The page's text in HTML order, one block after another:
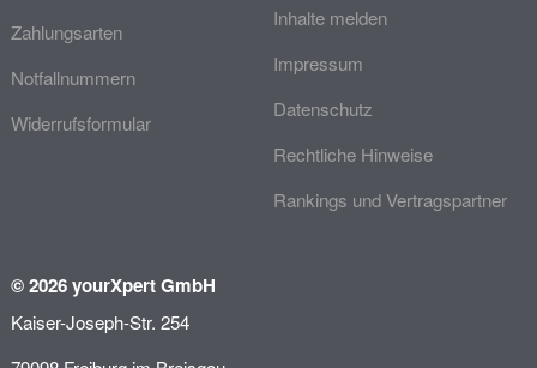
Zahlungsarten
Notfallnummern
Widerrufsformular
Inhalte melden
Impressum
Datenschutz
Rechtliche Hinweise
Rankings und Vertragspartner
© 2026 yourXpert GmbH
Kaiser-Joseph-Str. 254